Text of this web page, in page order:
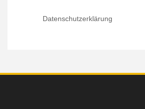
Datenschutzerklärung